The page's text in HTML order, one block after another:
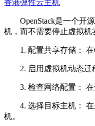
香港弹性云主机
OpenStack是一个开源
机，而不需要停止虚拟机
1. 配置共享存储： 在
2. 启用虚拟机动态迁移
3. 检查网络配置： 在
4. 选择目标主机： 在
机。